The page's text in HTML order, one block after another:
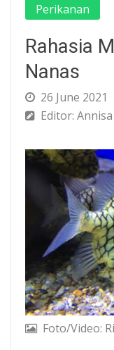
Perikanan
Rahasia
Nanas
26 June 2021
Editor:
Foto/Video: